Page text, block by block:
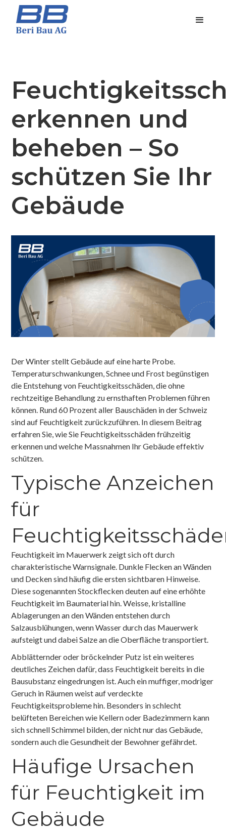
erkennen und
beheben – So
schützen Sie Ihr
Gebäude
Der Winter stellt Gebäude auf eine harte Probe.
Temperaturschwankungen, Schnee und Frost begünstigen
die Entstehung von Feuchtigkeitsschäden, die ohne
rechtzeitige Behandlung zu ernsthaften Problemen führen
können. Rund 60 Prozent aller Bauschäden in der Schweiz
sind auf Feuchtigkeit zurückzuführen. In diesem Beitrag
erfahren Sie, wie Sie Feuchtigkeitsschäden frühzeitig
erkennen und welche Massnahmen Ihr Gebäude effektiv
schützen.
Typische Anzeichen
für
Feuchtigkeit im Mauerwerk zeigt sich oft durch
charakteristische Warnsignale. Dunkle Flecken an Wänden
und Decken sind häufig die ersten sichtbaren Hinweise.
Diese sogenannten Stockflecken deuten auf eine erhöhte
Feuchtigkeit im Baumaterial hin. Weisse, kristalline
Ablagerungen an den Wänden entstehen durch
Salzausblühungen, wenn Wasser durch das Mauerwerk
aufsteigt und dabei Salze an die Oberfläche transportiert.
Abblätternder oder bröckelnder Putz ist ein weiteres
deutliches Zeichen dafür, dass Feuchtigkeit bereits in die
Bausubstanz eingedrungen ist. Auch ein muffiger, modriger
Geruch in Räumen weist auf verdeckte
Feuchtigkeitsprobleme hin. Besonders in schlecht
belüfteten Bereichen wie Kellern oder Badezimmern kann
sich schnell Schimmel bilden, der nicht nur das Gebäude,
sondern auch die Gesundheit der Bewohner gefährdet.
Häufige Ursachen
für Feuchtigkeit im
Gebäude